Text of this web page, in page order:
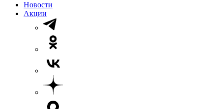
Новости
Акции